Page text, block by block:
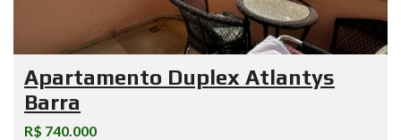
Apartamento Duplex Atlantys
Barra
R$ 740.000